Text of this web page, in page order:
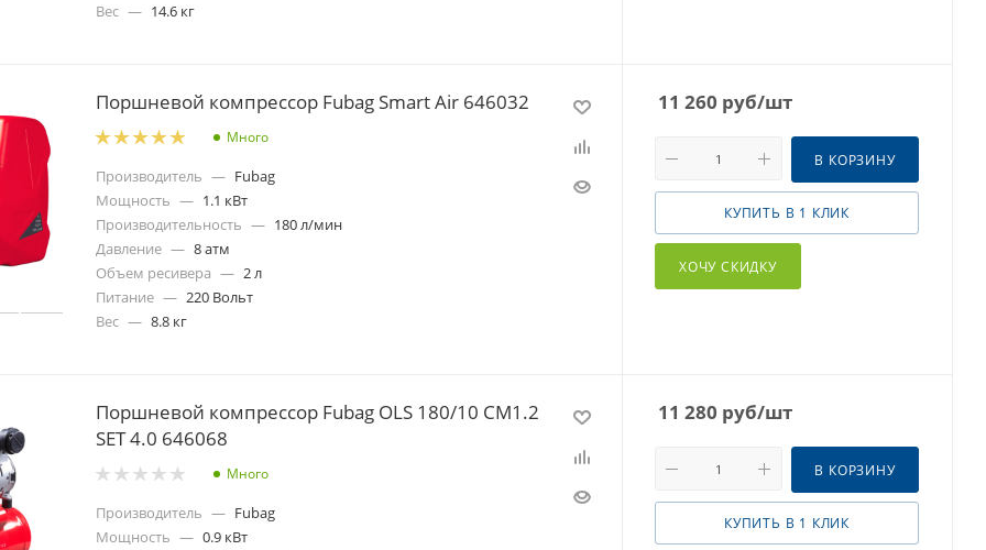
Вес — 14.6 кг
Поршневой компрессор Fubag Smart Air 646032
Много
Производитель — Fubag
Мощность — 1.1 кВт
Производительность — 180 л/мин
Давление — 8 атм
Объем ресивера — 2 л
Питание — 220 Вольт
Вес — 8.8 кг
11 260 руб/шт
В КОРЗИНУ
КУПИТЬ В 1 КЛИК
ХОЧУ СКИДКУ
Поршневой компрессор Fubag OLS 180/10 CM1.2
SET 4.0 646068
Много
Производитель — Fubag
Мощность — 0.9 кВт
11 280 руб/шт
В КОРЗИНУ
КУПИТЬ В 1 КЛИК